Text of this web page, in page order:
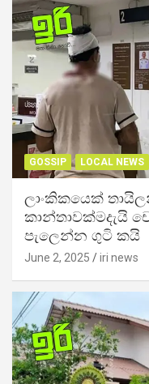
GOSSIP LOCAL NEWS
ලාංකිකයෙක්
කාන්තාවක්මදැයි
පැලෙන්න ගුටි කයි
June 2, 2025 iri news